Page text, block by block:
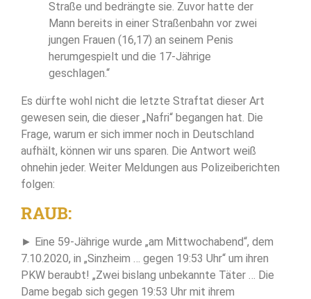
Straße und bedrängte sie. Zuvor hatte der
Mann bereits in einer Straßenbahn vor zwei
jungen Frauen (16,17) an seinem Penis
herumgespielt und die 17-Jährige
geschlagen.“
Es dürfte wohl nicht die letzte Straftat dieser Art
gewesen sein, die dieser „Nafri“ begangen hat. Die
Frage, warum er sich immer noch in Deutschland
aufhält, können wir uns sparen. Die Antwort weiß
ohnehin jeder. Weiter Meldungen aus Polizeiberichten
folgen:
RAUB:
► Eine 59-Jährige wurde „am Mittwochabend“, dem
7.10.2020, in „Sinzheim … gegen 19:53 Uhr“ um ihren
PKW beraubt! „Zwei bislang unbekannte Täter … Die
Dame begab sich gegen 19:53 Uhr mit ihrem